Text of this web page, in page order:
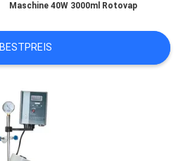
Maschine 40W 3000ml Rotovap
BESTPREIS